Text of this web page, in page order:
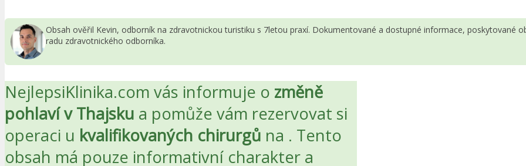
Obsah ověřil Kevin, odborník na zdravotnickou turistiku s 7letou praxí. Dokumentované a dostupné informace, poskytované
radu zdravotnického odborníka.
NejlepsiKlinika.com vás informuje o změně
pohlaví v Thajsku a pomůže vám rezervovat si
operaci u kvalifikovaných chirurgů na . Tento
obsah má pouze informativní charakter a